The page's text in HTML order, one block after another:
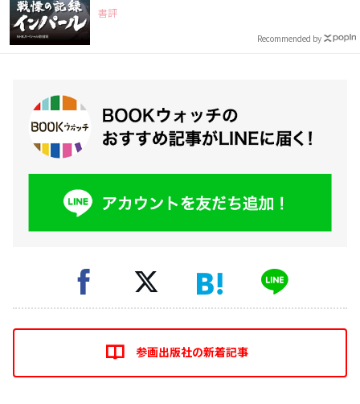
書評
Recommended by
参画出版社の新着記事